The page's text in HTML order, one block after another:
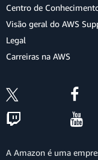
Centro de
Visão geral do AWS
Legal
Carreiras na AWS
A Amazon é uma